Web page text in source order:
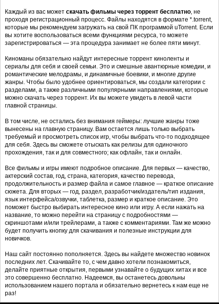
Каждый из вас может скачать фильмы через торрент бесплатно , не
проходя регистрационный процесс. Файлы находятся в формате *.torrent,
которые мы рекомендуем загружать на свой ПК программой uTorrent. Если
вы хотите воспользоваться всеми функциями ресурса, то можете
зарегистрироваться — эта процедура занимает не более пяти минут.
Киноманы обязательно найдут интересные торрент киноленты и
сериалы для себя и своей семьи. Это и смешные авантюрные комедии, и
романтические мелодрамы, и динамичные боевики, и многие другие
жанры. Чтобы было удобнее ориентироваться, мы создали категории с
разделами, а также различными популярными направлениями, которые
можно скачать через торрент. Их вы можете увидеть в левой части
главной страницы.
В том числе, не остались без внимания геймеры: лучшие жанры тоже
вынесены на главную страницу. Вам остается лишь только выбрать
требуемый и просмотреть список игр, чтобы выбрать что-то подходящее
для себя. Здесь вы сможете отыскать как релизы для одиночного
прохождения, так и для совместного; как офлайн, так и онлайн.
Все фильмы и игры имеют подробное описание. Для первых — качество,
актерский состав, год, страна, категория, качество перевода,
продолжительность и размер файла и самое главное — краткое описание
сюжета. Для вторых — год, раздел, разработчик/издатель/тип издания,
язык интерфейса/озвучки, таблетка, размер и краткое описание. Это
поможет быстро выбирать интересное кино или игру. А если нажать на
название, то можно перейти на страницу с подробностями —
скриншотами и/или трейлерами, а также с комментариями. Там же можно
будет получить кнопку для скачивания и полезные инструкции для
новичков.
Наш сайт постоянно пополняется. Здесь вы найдете множество новинок
последних лет. Скачивайте то, с чем давно хотели познакомиться,
делайте приятные открытия, первыми узнавайте о будущих хитах и все
это совершенно бесплатно. Надеемся, вы останетесь довольны
использованием нашего портала и обязательно вернетесь к нам еще не
раз!